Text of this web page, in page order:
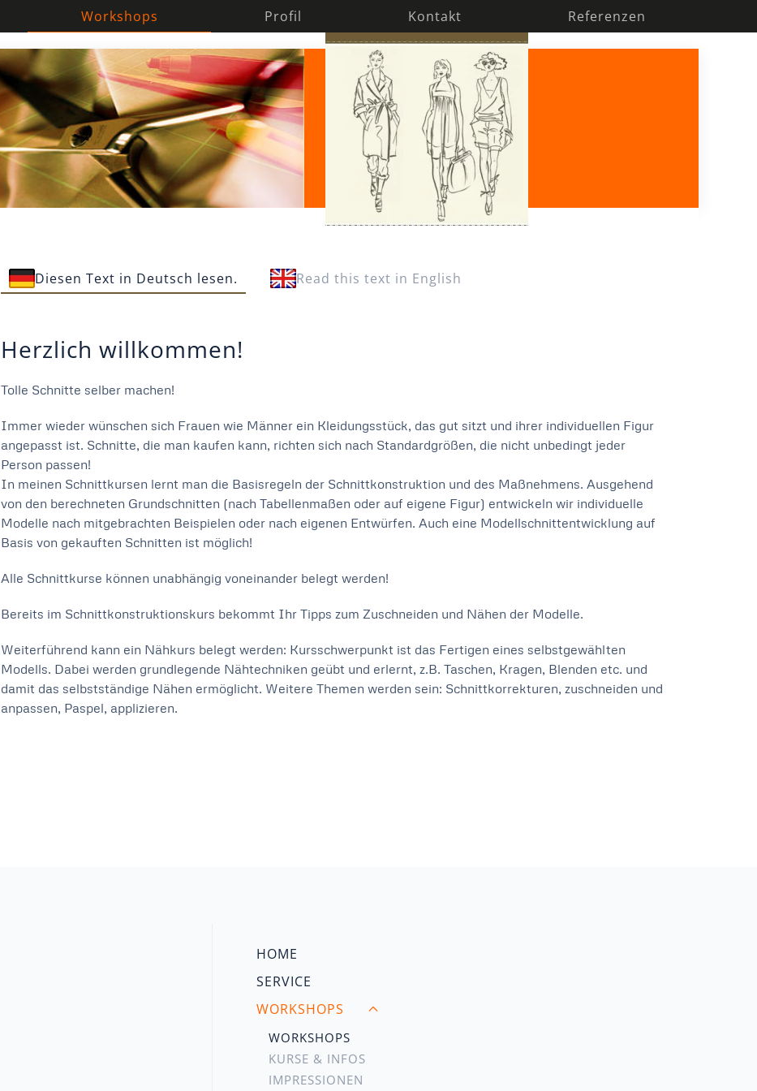
Workshops Profil Kontakt Referenzen
Diesen Text in Deutsch lesen. Read this text in English
Herzlich willkommen!
Tolle Schnitte selber machen!
Immer wieder wünschen sich Frauen wie Männer ein Kleidungsstück, das gut sitzt und ihrer individuellen Figur
angepasst ist. Schnitte, die man kaufen kann, richten sich nach Standardgrößen, die nicht unbedingt jeder
Person passen!
In meinen Schnittkursen lernt man die Basisregeln der Schnittkonstruktion und des Maßnehmens. Ausgehend
von den berechneten Grundschnitten (nach Tabellenmaßen oder auf eigene Figur) entwickeln wir individuelle
Modelle nach mitgebrachten Beispielen oder nach eigenen Entwürfen. Auch eine Modellschnittentwicklung auf
Basis von gekauften Schnitten ist möglich!
Alle Schnittkurse können unabhängig voneinander belegt werden!
Bereits im Schnittkonstruktionskurs bekommt Ihr Tipps zum Zuschneiden und Nähen der Modelle.
Weiterführend kann ein Nähkurs belegt werden: Kursschwerpunkt ist das Fertigen eines selbstgewählten
Modells. Dabei werden grundlegende Nähtechniken geübt und erlernt, z.B. Taschen, Kragen, Blenden etc. und
damit das selbstständige Nähen ermöglicht. Weitere Themen werden sein: Schnittkorrekturen, zuschneiden und
anpassen, Paspel, applizieren.
HOME
SERVICE
WORKSHOPS
WORKSHOPS
KURSE & INFOS
IMPRESSIONEN